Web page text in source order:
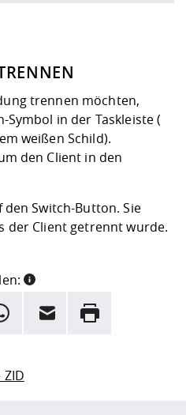
trennen möchten,
Symbol in der Taskleiste (
weißen Schild).
den Client in den
den Switch-Button. Sie
der Client getrennt wurde.
E-Mail Drucken
ZID